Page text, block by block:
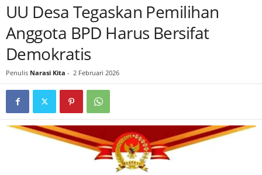
UU Desa Tegaskan Pemilihan
Anggota BPD Harus Bersifat
Demokratis
Penulis Narasi Kita - 2 Februari 2026